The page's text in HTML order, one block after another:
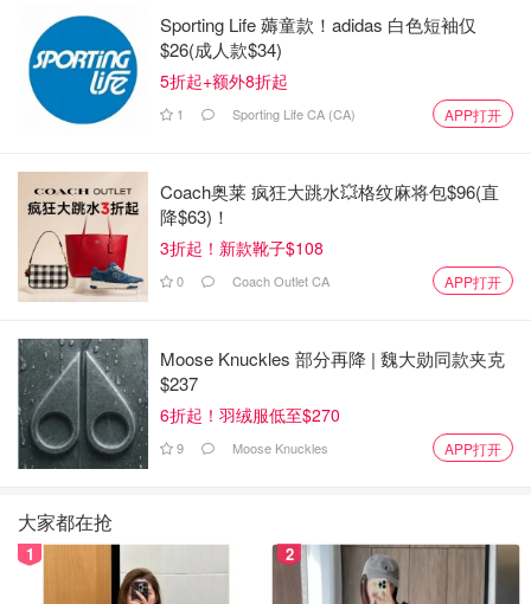
适用：2025年11月4日–2027年4月1日签署协议。
METC延长至2027年4月1日。
燃料收费退还信用终结：农民福利结束
2025年4月1日起联邦燃料收费取消，Return of Fuel
Charge Proceeds to Farmers Tax Credit 2024–2025为最后
一年（canada.ca）。
Haida Gwaii税区重分类：北区扣除提升
2025年起Haida Gwaii从中间区升为北区（canada.ca），
居民可获更高北部居民扣除（居住+旅行）。
闲置住房税（UHT）取消：2025年起免缴
2025年11月4日宣布，UHT从2025年起取消，无需申报
2026报税季税阶上调、BPA增加、新信用额护航，华人提
前规划退税最大化！立即登录CRA My Account查历史，加
Sporting Life 薅童款！adidas 白色短袖仅
$26(成人款$34)
5折起+额外8折起
1 Sporting Life CA (CA) APP打开
Coach奥莱 疯狂大跳水💥格纹麻将包$96(直
降$63)！
3折起！新款靴子$108
0 Coach Outlet CA APP打开
Moose Knuckles 部分再降 | 魏大勋同款夹克
$237
6折起！羽绒服低至$270
9 Moose Knuckles APP打开
大家都在抢
1 2